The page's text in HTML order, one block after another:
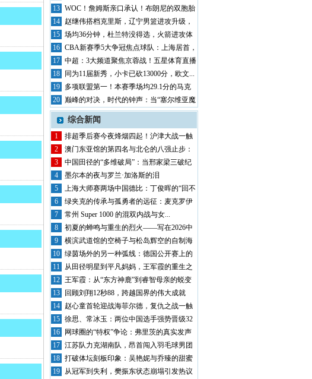
的每支...
13 WOC！詹姆斯亲口承认！布朗尼的双胞胎
兄弟...
14
赵继伟搭档克里斯，辽宁男篮进攻升级，
引援还...
15 场均36分钟，杜兰特没得选，火箭进攻体
系崩...
16 CBA新赛季5大争冠焦点球队：上海居首，
广...
17 中超：3大频道聚焦京蓉战！五星体育直播
上海...
18
同为11届新秀，小卡已砍13000分，欧文...
19
多项联盟第一！本赛季场均29.1分的马克
西...
20 巅峰的对决，时代的钟声：当“塞尔维亚魔
术师...
综合新闻
1
排超季后赛今夜烽烟四起！沪津大战一触
即发，...
2
澳门东亚馆的第四名与北仑的八强止步：
排球双...
3
中国田径的“多维破局”：当邢家梁三破纪
录，...
4
墨尔本的夜与罗兰·加洛斯的泪
5
上海大师赛两场中国德比：丁俊晖的“回不
去”...
6
绿夹克的传承与孤勇者的远征：麦克罗伊
奥古斯...
7
常州 Super 1000 的混双内战与女...
8
初夏的蝉鸣与重生的烈火——写在2026中
国...
9
横滨武道馆的空椅子与松岛辉空的自制海
报：乒...
10 绿茵场外的另一种弧线：德国公开赛上的
青春风...
11
从田径明星到平凡妈妈，王军霞的重生之
路
12 王军霞：从“东方神鹿”到睿智母亲的蜕变
13
回顾刘翔12秒88，跨越国界的伟大成就
14
赵心童首轮迎战海菲尔德，复仇之战一触
即发！
15 徐思、常冰玉：两位中国选手强势晋级32
强
16
网球圈的“特权”争论：弗里茨的真实发声
17 江苏队力克湖南队，昂首闯入羽毛球男团
决赛
18 打破体坛刻板印象：吴艳妮与乔臻的甜蜜
瞬间
19
从冠军到失利，樊振东状态崩塌引发热议